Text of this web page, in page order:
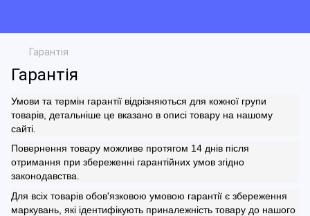
Гарантія
Гарантія
Умови та термін гарантії відрізняються для кожної групи
товарів, детальніше це вказано в описі товару на нашому
сайті.
Повернення товару можливе протягом 14 днів після
отримання при збереженні гарантійних умов згідно
законодавства.
Для всіх товарів обов'язковою умовою гарантії є збереження
маркувань, які ідентифікують приналежність товару до нашого